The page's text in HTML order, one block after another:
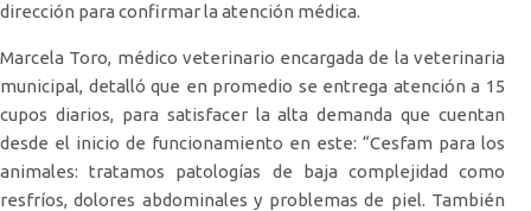
dirección para confirmar la atención médica.
Marcela Toro, médico veterinario encargada de la veterinaria
municipal, detalló que en promedio se entrega atención a 15
cupos diarios, para satisfacer la alta demanda que cuentan
desde el inicio de funcionamiento en este: “Cesfam para los
animales: tratamos patologías de baja complejidad como
resfríos, dolores abdominales y problemas de piel. También